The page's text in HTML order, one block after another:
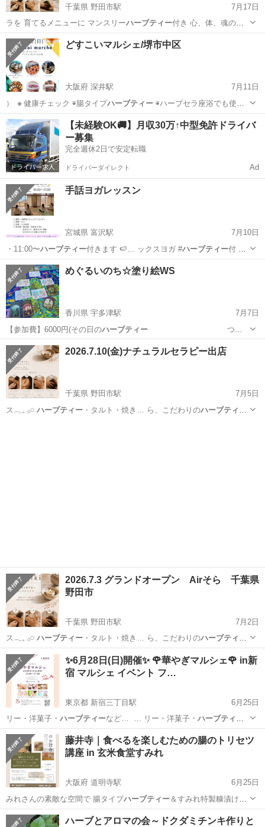
千葉県 野田市駅
7月17日
ラを 育てるメニューに マンスリーハーブティー付き 心、体、魂のゆ
るまる タロ…
千葉 野田市 野田市駅 ワークショップ
どすこいマルシェ/堺市中区
大阪府 深井駅
7月11日
） 🔸健康チェック ◉腸タイプハーブティー◉ハーブセラ座浴でも使用
している…
大阪 堺市 深井駅 ワークショップ 水素
【未経験OK🚚】月収30万↑中型免許ドライバ
ー募集
完全週休2日で安定転職
ドライバーダイレクト Ad
手話ヨガレッスン
宮城県 富沢駅
7月10日
・11:00〜ハーブティー 付きます 🍉… ックスヨガ #ハーブティー付 #
必要な方…
宮城 仙台市 富沢駅 スポーツ ハーブティー
めぐるいのち☆塗り絵WS
香川県 宇多津駅
7月7日
【参加費】6000円(その日のハーブティーつ
き） 【…
香川 綾歌郡 ワークショップ 塗り絵
2026.7.10(金)ナチュラルセラピー出店
千葉県 野田市駅
7月5日
ス𓂃𓈒 𓂂𓏸 ハーブティー・タルト・焼き… ら、こだわりのハーブティー
2026.7.3 グランドオープン Airそら 千葉県
野田市
千葉県 野田市駅
7月2日
ス𓂃𓈒 𓂂𓏸 ハーブティー・タルト・焼き… ら、こだわりのハーブティー
と手作りスイー… イスパ 今月のハーブティー1drink付…
千葉 野田市 野田市駅 ワークショップ ハーブティー
✨6月28日(日)開催✨ 🌹華やぎマルシェ🌹 in新
宿 マルシェ イベント フ…
東京都 新宿三丁目駅
6月25日
リー・洋菓子・ ハーブティーなど… ⁡ … リー・洋菓子・ ハーブティー
など… ⁡ …
東京 新宿区 新宿三丁目駅 その他 マルシェ
藤井寺｜食べるを楽しむための腸のトリセツ
講座 in 玄米食堂すみれ
大阪府 道明寺駅
6月25日
みれさんの素敵な空間で 腸タイプハーブティー＆すみれ特製糠漬けを
味わいながら …
大阪 藤井寺市 道明寺駅 セミナー 食堂
ハーブとアロマの会～ドクダミチンキ作りと